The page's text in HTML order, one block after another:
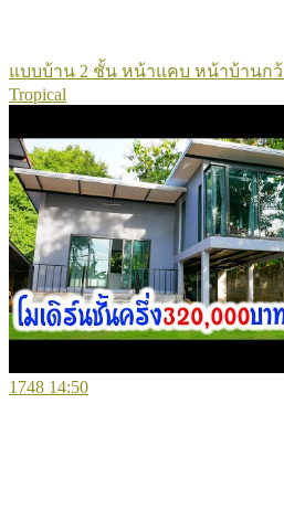
แบบบ้าน 2 ชั้น หน้าแคบ หน้าบ้านกว้า
Tropical
1748 14:50